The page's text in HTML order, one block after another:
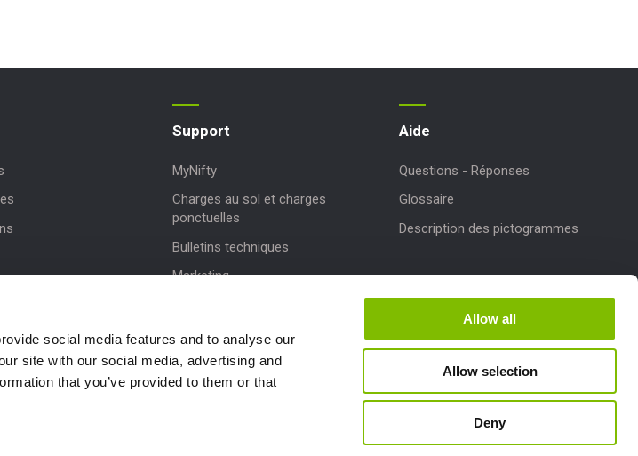
social media features and to analyse our
site with our social media, advertising and
that you’ve provided to them or that
Allow all
Allow selection
Deny
Support
MyNifty
Charges au sol et charges
ponctuelles
Bulletins techniques
Marketing
Assistance de Niftylink
NiftyPRO
Aide
Questions - Réponses
Glossaire
Description des pictogrammes